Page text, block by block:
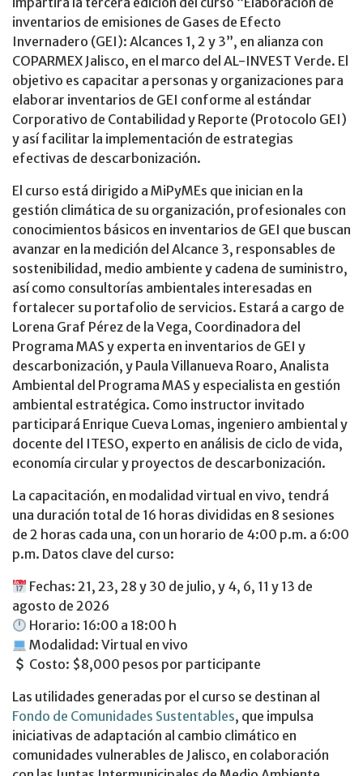
inventarios de emisiones de Gases de Efecto
Invernadero (GEI): Alcances 1, 2 y 3”, en alianza con
COPARMEX Jalisco, en el marco del AL-INVEST Verde. El
objetivo es capacitar a personas y organizaciones para
elaborar inventarios de GEI conforme al estándar
Corporativo de Contabilidad y Reporte (Protocolo GEI)
y así facilitar la implementación de estrategias
efectivas de descarbonización.
El curso está dirigido a MiPyMEs que inician en la
gestión climática de su organización, profesionales con
conocimientos básicos en inventarios de GEI que buscan
avanzar en la medición del Alcance 3, responsables de
sostenibilidad, medio ambiente y cadena de suministro,
así como consultorías ambientales interesadas en
fortalecer su portafolio de servicios. Estará a cargo de
Lorena Graf Pérez de la Vega, Coordinadora del
Programa MAS y experta en inventarios de GEI y
descarbonización, y Paula Villanueva Roaro, Analista
Ambiental del Programa MAS y especialista en gestión
ambiental estratégica. Como instructor invitado
participará Enrique Cueva Lomas, ingeniero ambiental y
docente del ITESO, experto en análisis de ciclo de vida,
economía circular y proyectos de descarbonización.
La capacitación, en modalidad virtual en vivo, tendrá
una duración total de 16 horas divididas en 8 sesiones
de 2 horas cada una, con un horario de 4:00 p.m. a 6:00
p.m. Datos clave del curso:
Fechas: 21, 23, 28 y 30 de julio, y 4, 6, 11 y 13 de
agosto de 2026
Horario: 16:00 a 18:00 h
Modalidad: Virtual en vivo
Costo: $8,000 pesos por participante
Las utilidades generadas por el curso se destinan al
Fondo de Comunidades Sustentables, que impulsa
iniciativas de adaptación al cambio climático en
comunidades vulnerables de Jalisco, en colaboración